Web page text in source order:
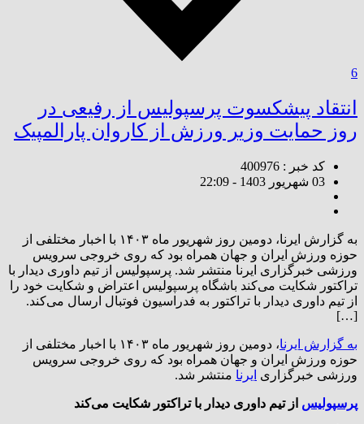
6
انتقاد پیشکسوت پرسپولیس از رفیعی در
روز حمایت وزیر ورزش از کاروان پارالمپیک
کد خبر : 400976
03 شهریور 1403 - 22:09
به گزارش ایرنا، دومین روز شهریور ماه ۱۴۰۳ با اخبار مختلفی از
حوزه ورزش ایران و جهان همراه بود که روی خروجی سرویس
ورزشی خبرگزاری ایرنا منتشر شد. پرسپولیس از تیم داوری دیدار با
تراکتور شکایت می‌کند باشگاه پرسپولیس اعتراض و شکایت خود را
از تیم داوری دیدار با تراکتور به فدراسیون فوتبال ارسال می‌کند.
[…]
به گزارش ایرنا
، دومین روز شهریور ماه ۱۴۰۳ با اخبار مختلفی از
حوزه ورزش ایران و جهان همراه بود که روی خروجی سرویس
ورزشی خبرگزاری ایرنا منتشر شد.
پرسپولیس از تیم داوری دیدار با تراکتور شکایت می‌کند